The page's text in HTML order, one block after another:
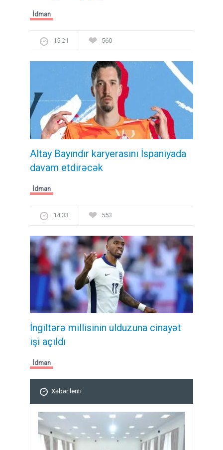
İdman
15:21 560
Altay Bayındır karyerasını İspaniyada
davam etdirəcək
İdman
14:33 553
İngiltərə millisinin ulduzuna cinayət
işi açıldı
İdman
Xəbər lenti